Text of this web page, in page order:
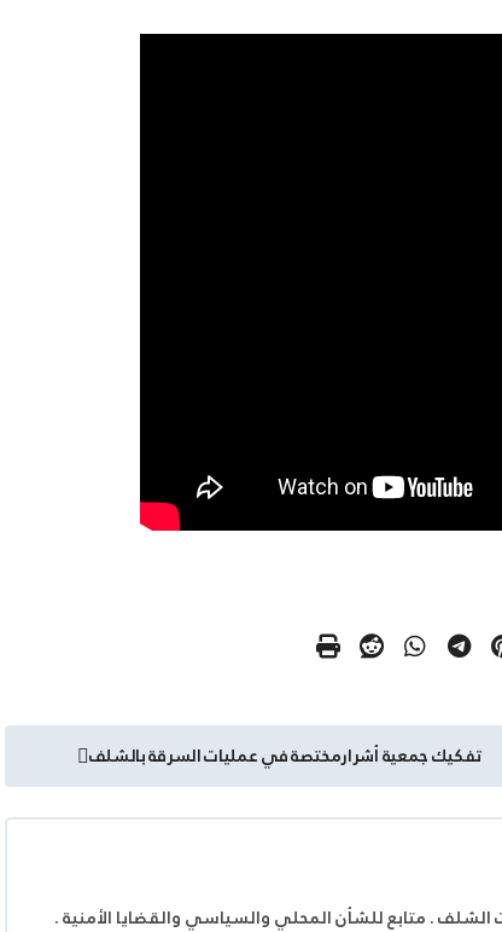
تفكيك جمعية أشرارمختصة في عمليات السرقة بالشلف
. متابع للشأن المحلي والسياسي والقضايا الأمنية .